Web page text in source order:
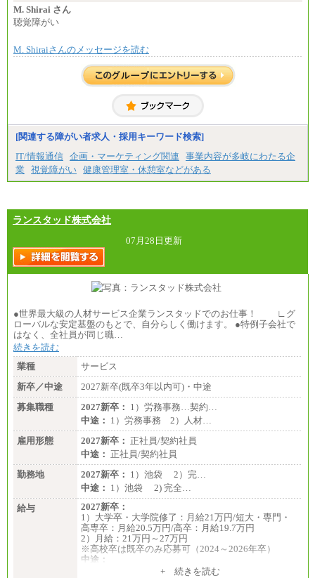
※上記に加え、所定労働時間外に勤務をした場
※試用期間中も給与に変更はございません。
＜募集各社・全職種共通＞
月給21万円以上～
※試用期間中の給与に変更はありません。
ます。
M. Shirai さん
聴覚障がい
M. Shiraiさんのメッセージを読む
[関連する障がい者求人・採用キーワード検索]
IT/情報通信 企画・マーケティング関連
事業内容が多岐にわたる企
業
視覚障がい 健康管理室・休憩室などがある
ランスタッド株式会社
07月28日更新
●世界最大級の人材サービス企業ランスタッドでのお仕事！ ∟グ
ローバルな安定基盤のもとで、自分らしく働けます。 ●特例子会社で
はなく、全社員が同じ職…
続きを読む
業種
サービス
新卒／中途
2027新卒(既卒3年以内可)・中途
募集職種
2027新卒： 1）労務事務…契約…
中途： 1）労務事務 2）人材…
雇用形態
2027新卒： 正社員/契約社員
中途： 正社員/契約社員
勤務地
2027新卒： 1）池袋 2）完…
中途： 1）池袋 2) 完全…
給与
2027新卒：
1）大学卒・大学院修了：月給21万円/短大・専門・
高専卒：月給20.5万円/高卒：月給19.7万円
2）月給：21万円～27万円
※高校卒は既卒のみ応募可（2024～2026年卒）
中途：
1）月給：21万円～25万円+ 続きを読む